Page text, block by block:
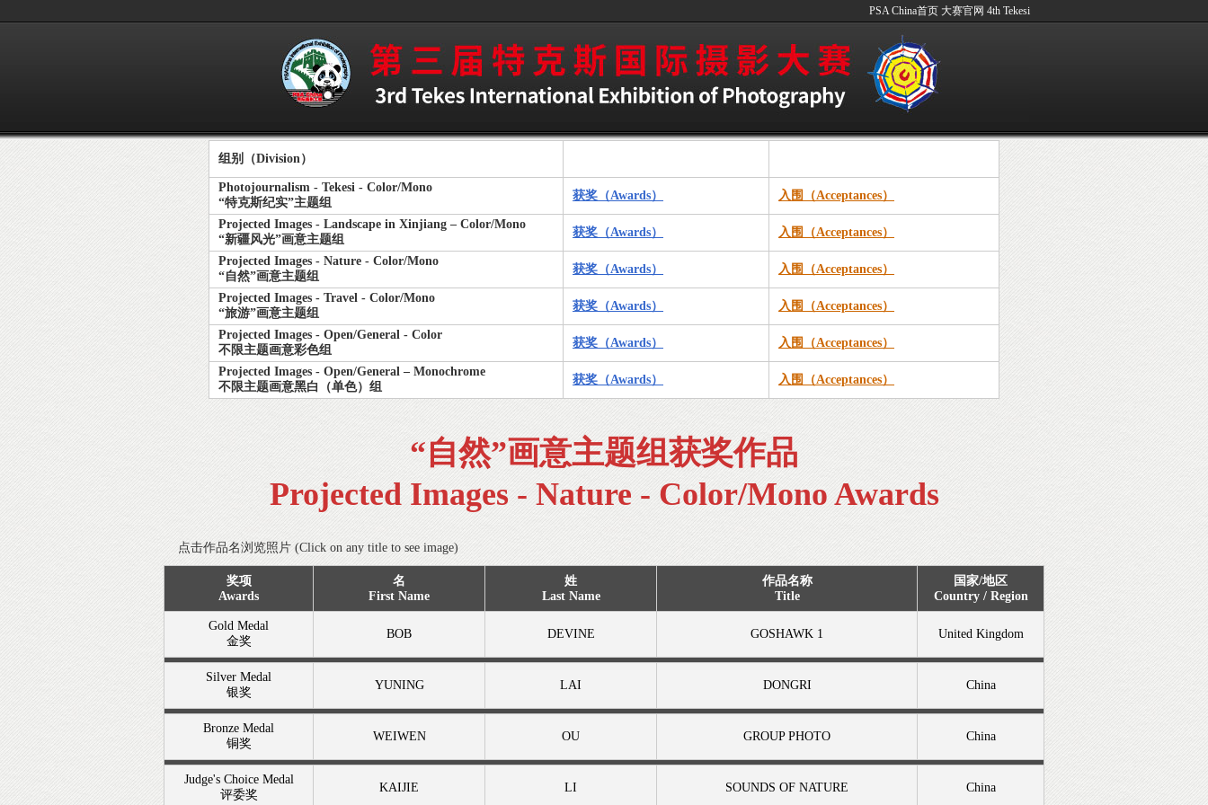
PSA China首页 大赛官网 4th Tekesi
组别（Division）
Photojournalism - Tekesi - Color/Mono
“特克斯纪实”主题组
获奖（Awards） 入围（Acceptances）
Projected Images - Landscape in Xinjiang – Color/Mono
“新疆风光”画意主题组
获奖（Awards） 入围（Acceptances）
Projected Images - Nature - Color/Mono
“自然”画意主题组
获奖（Awards） 入围（Acceptances）
Projected Images - Travel - Color/Mono
“旅游”画意主题组
获奖（Awards） 入围（Acceptances）
Projected Images - Open/General - Color
不限主题画意彩色组
获奖（Awards） 入围（Acceptances）
Projected Images - Open/General – Monochrome
不限主题画意黑白（单色）组
获奖（Awards） 入围（Acceptances）
“自然”画意主题组获奖作品
Projected Images - Nature - Color/Mono Awards
点击作品名浏览照片 (Click on any title to see image)
奖项
Awards
名
First Name
姓
Last Name
作品名称
Title
国家/地区
Country / Region
Gold Medal
金奖
BOB DEVINE GOSHAWK 1 United Kingdom
Silver Medal
银奖
YUNING LAI DONGRI China
Bronze Medal
铜奖
WEIWEN OU GROUP PHOTO China
Judge's Choice Medal
评委奖
KAIJIE LI SOUNDS OF NATURE China